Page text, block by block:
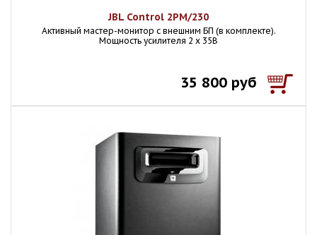
JBL Control 2PM/230
Активный мастер-монитор с внешним БП (в комплекте).
Мощность усилителя 2 х 35В
35 800 руб